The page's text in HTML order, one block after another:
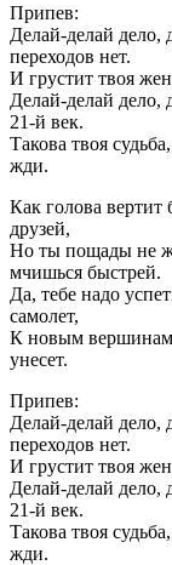
Припев:
Делай-делай дело,
переходов нет.
И грустит твоя
Делай-делай дело,
21-й век.
Такова твоя
жди.
Как голова вертит
друзей,
Но ты пощады не
мчишься быстрей.
Да, тебе надо
самолет,
К новым вершинам
унесет.
Припев:
Делай-делай дело,
переходов нет.
И грустит твоя
Делай-делай дело,
21-й век.
Такова твоя
жди.